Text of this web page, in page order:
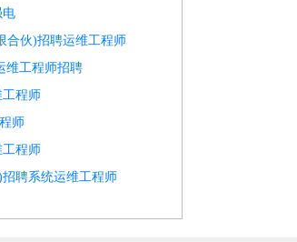
电
合伙)招聘运维工程师
维工程师招聘
程师
师
程师
聘系统运维工程师